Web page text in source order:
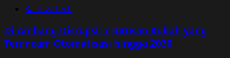
Karir & Tech
Di Ambang Disrupsi: 7 Jurusan Kuliah yang
Terancam Otomatisasi hingga 2030